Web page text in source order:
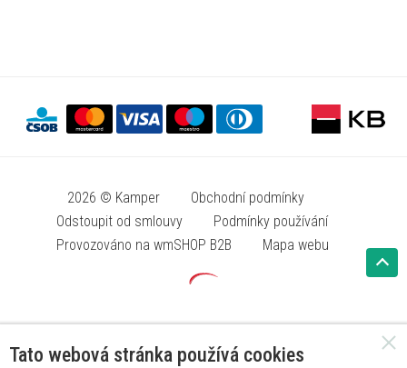
2026 © Kamper
Obchodní podmínky
Odstoupit od smlouvy
Podmínky používání
Provozováno na wmSHOP B2B
Mapa webu
Tato webová stránka používá cookies